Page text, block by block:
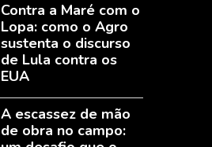
Contra a Maré com o
Lopa: como o Agro
sustenta o discurso
de Lula contra os
EUA
A escassez de mão
de obra no campo: